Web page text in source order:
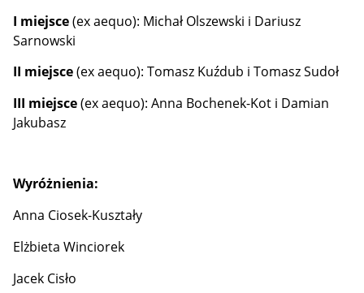
I miejsce(ex aequo): Michał Olszewski i Dariusz
Sarnowski
II miejsce(ex aequo): Tomasz Kuźdub i Tomasz Sudoł
III miejsce(ex aequo): Anna Bochenek-Kot i Damian
Jakubasz
Wyróżnienia:
Anna Ciosek-Kuształy
Elżbieta Winciorek
Jacek Cisło